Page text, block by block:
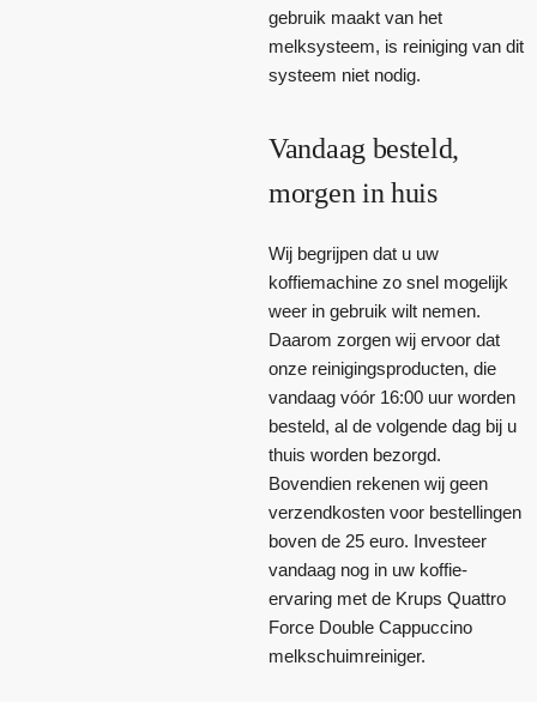
gebruik maakt van het
melksysteem, is reiniging van dit
systeem niet nodig.
Vandaag besteld,
morgen in huis
Wij begrijpen dat u uw
koffiemachine zo snel mogelijk
weer in gebruik wilt nemen.
Daarom zorgen wij ervoor dat
onze reinigingsproducten, die
vandaag vóór 16:00 uur worden
besteld, al de volgende dag bij u
thuis worden bezorgd.
Bovendien rekenen wij geen
verzendkosten voor bestellingen
boven de 25 euro. Investeer
vandaag nog in uw koffie-
ervaring met de Krups Quattro
Force Double Cappuccino
melkschuimreiniger.